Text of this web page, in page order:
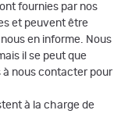
fournies par nos
et peuvent être
en informe. Nous
il se peut que
nous contacter pour
à la charge de